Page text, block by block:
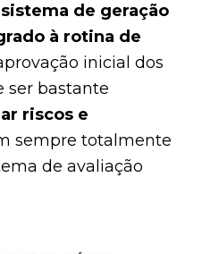
sistema de geração
à rotina de
inicial dos
ser bastante
riscos e
sempre totalmente
de avaliação